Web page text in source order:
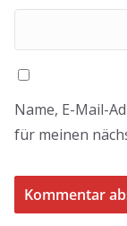
Name, E-Mail-
für meinen